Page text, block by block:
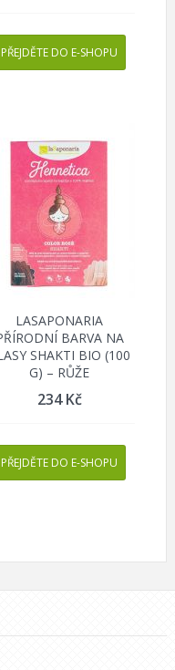
PŘEJDĚTE DO E-SHOPU
LASAPONARIA
BARVA NA
SHAKTI BIO (100
G) – RŮŽE
234Kč
PŘEJDĚTE DO E-SHOPU